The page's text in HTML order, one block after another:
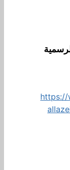
https://